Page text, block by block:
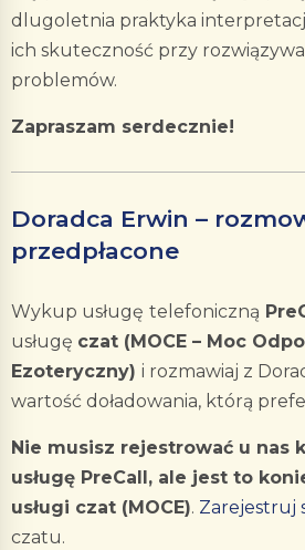
dlugoletnia praktyka
ich skuteczność przy
problemów.
Zapraszam serdecznie!
Doradca Erwin –
przedpłacone
Wykup usługę telefoniczną
usługę czat (MOCE – Moc
Ezoteryczny) i rozmawiaj z
wartość doładowania, którą
Nie musisz rejestrować u nas
usługę PreCall, ale jest to
usługi czat (MOCE). Zarejestruj
czatu.